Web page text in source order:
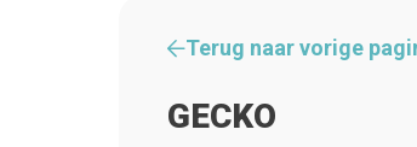
Terug naar vorige
GECKO